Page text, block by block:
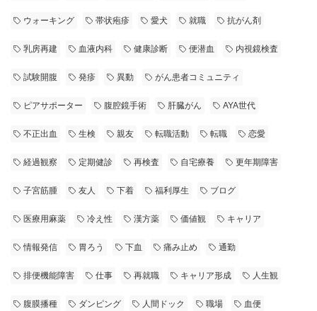
ウォーキング 帯状疱疹 愛犬 就職 抗がん剤
乳房再建 血液内科 健康診断 便潜血 内視鏡検査
試験開腹 発疹 異動 がん患者コミュニティ
ピアサポーター 腹腔鏡手術 肝臓がん AYA世代
不正出血 生検 親友 転職活動 転職 恋愛
経過観察 定期健診 再検査 自宅療養 更年期障害
子宮筋腫 友人 下着 福利厚生 ブログ
医療用麻薬 冷え性 漢方薬 価値観 キャリア
情報発信 胃ろう 下血 痛み止め 通勤
排便機能障害 仕事 再就職 キャリア形成 人生観
腹膜播種 ダンピング 人間ドック 職場 血便